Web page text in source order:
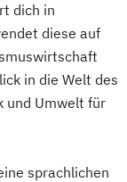
dich in
diese auf
in die Welt des
und Umwelt für
sprachlichen